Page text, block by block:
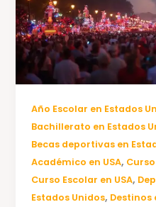
Año Escolar en Estados
Bachillerato en Estados
Becas deportivas en
Académico en USA,
Curso Escolar en USA,
Estados Unidos, Destinos